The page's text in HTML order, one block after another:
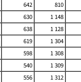
642 810
630 1 148
638 1 128
619 1 304
598 1 308
540 1 309
556 1 312